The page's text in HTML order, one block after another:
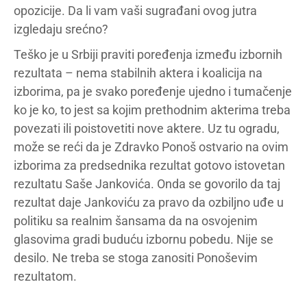
opozicije. Da li vam vaši sugrađani ovog jutra
izgledaju srećno?
Teško je u Srbiji praviti poređenja između izbornih
rezultata – nema stabilnih aktera i koalicija na
izborima, pa je svako poređenje ujedno i tumačenje
ko je ko, to jest sa kojim prethodnim akterima treba
povezati ili poistovetiti nove aktere. Uz tu ogradu,
može se reći da je Zdravko Ponoš ostvario na ovim
izborima za predsednika rezultat gotovo istovetan
rezultatu Saše Jankovića. Onda se govorilo da taj
rezultat daje Jankoviću za pravo da ozbiljno uđe u
politiku sa realnim šansama da na osvojenim
glasovima gradi buduću izbornu pobedu. Nije se
desilo. Ne treba se stoga zanositi Ponoševim
rezultatom.